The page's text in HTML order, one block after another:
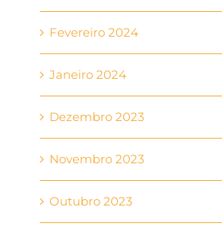
Fevereiro 2024
Janeiro 2024
Dezembro 2023
Novembro 2023
Outubro 2023